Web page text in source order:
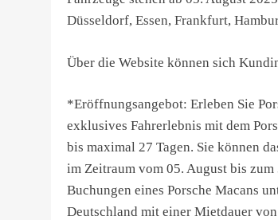
Düsseldorf, Essen, Frankfurt,
Über die Website können sich
*Eröffnungsangebot: Erleben Sie
exklusives Fahrerlebnis mit dem
bis maximal 27 Tagen. Sie können
im Zeitraum vom 05. August bis
Buchungen eines Porsche Macans
Deutschland mit einer Mietdauer